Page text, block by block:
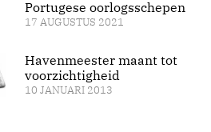
Portugese oorlogsschepen
17 AUGUSTUS 2021
Havenmeester maant tot
voorzichtigheid
10 JANUARI 2013